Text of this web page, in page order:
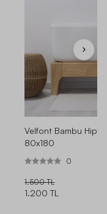
Velfont Bambu
80x180
0
1.500 TL
1.200 TL